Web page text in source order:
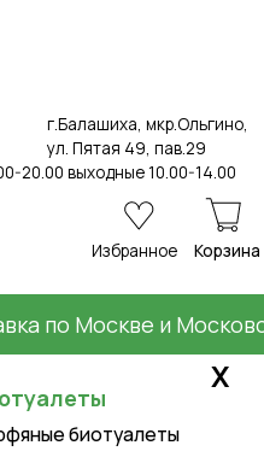
14.00
Москве и Московской
Х